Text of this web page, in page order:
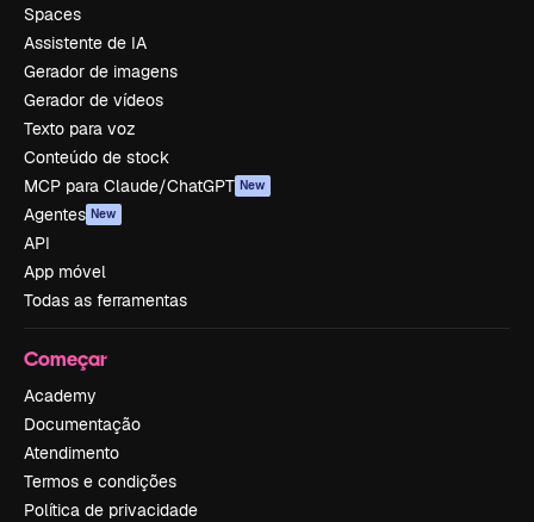
Spaces
Assistente de IA
Gerador de imagens
Gerador de vídeos
Texto para voz
Conteúdo de stock
MCP para Claude/ChatGPT New
Agentes New
API
App móvel
Todas as ferramentas
Começar
Academy
Documentação
Atendimento
Termos e condições
Política de privacidade